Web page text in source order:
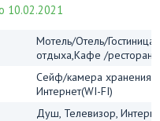
10.02.2021
Мотель/Отель/
отдыха,Кафе /рестораны
Сейф/камера хранения,
Интернет(WI-FI)
Душ, Телевизор,